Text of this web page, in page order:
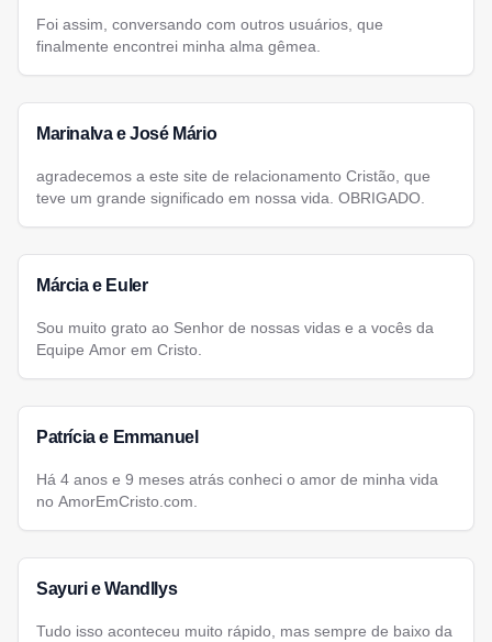
Foi assim, conversando com outros usuários, que
finalmente encontrei minha alma gêmea.
Marinalva e José Mário
agradecemos a este site de relacionamento Cristão, que
teve um grande significado em nossa vida. OBRIGADO.
Márcia e Euler
Sou muito grato ao Senhor de nossas vidas e a vocês da
Equipe Amor em Cristo.
Patrícia e Emmanuel
Há 4 anos e 9 meses atrás conheci o amor de minha vida
no AmorEmCristo.com.
Sayuri e Wandllys
Tudo isso aconteceu muito rápido, mas sempre de baixo da